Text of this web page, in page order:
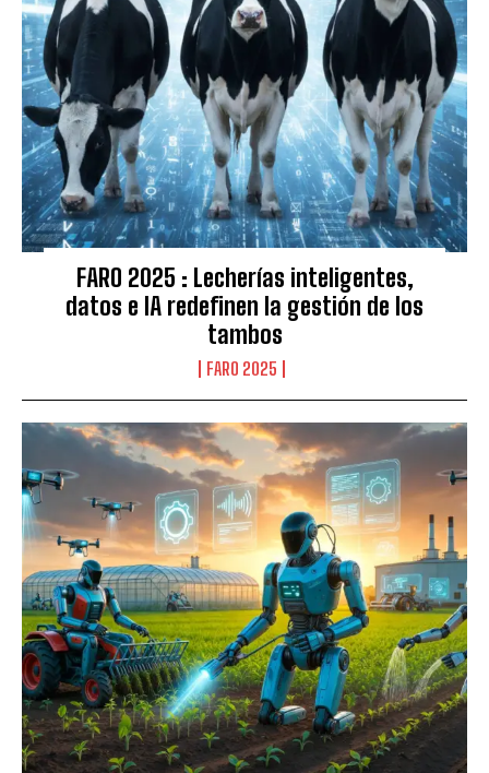
FARO 2025 : Lecherías inteligentes,
datos e IA redefinen la gestión de los
tambos
FARO 2025